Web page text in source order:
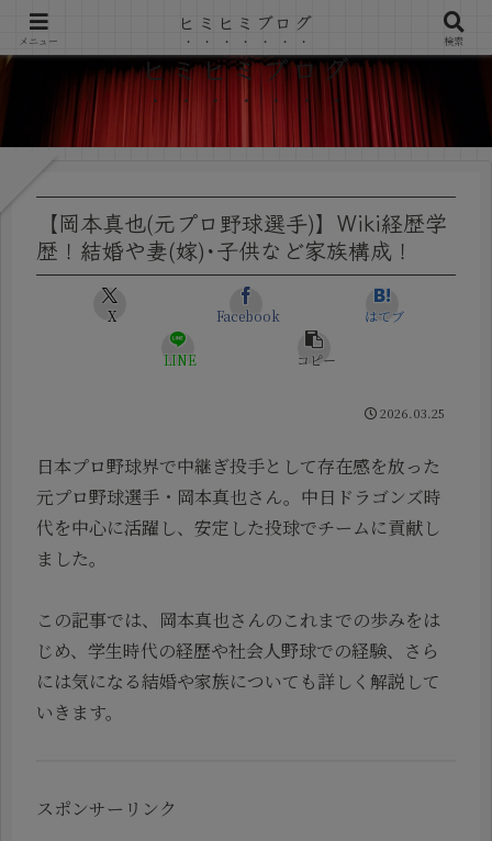
ヒミヒミブログ
【岡本真也(元プロ野球選手)】Wiki経歴学
歴！結婚や妻(嫁)･子供など家族構成！
X Facebook はてブ
LINE コピー
2026.03.25
日本プロ野球界で中継ぎ投手として存在感を放った
元プロ野球選手・岡本真也さん。中日ドラゴンズ時
代を中心に活躍し、安定した投球でチームに貢献し
ました。
この記事では、岡本真也さんのこれまでの歩みをは
じめ、学生時代の経歴や社会人野球での経験、さら
には気になる結婚や家族についても詳しく解説して
いきます。
スポンサーリンク
メニュー
ヒミヒミブログ
検索